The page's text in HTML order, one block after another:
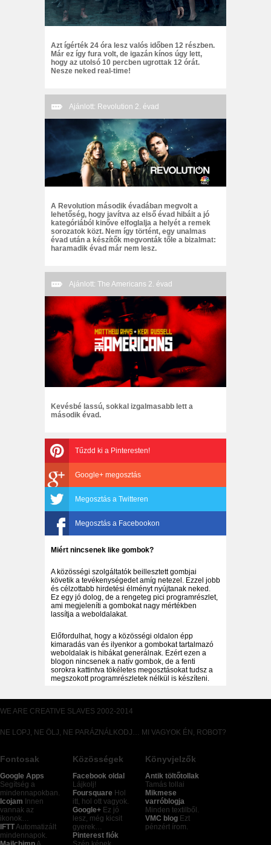
Azt ígérték 24 óra lesz valós időben 12 részben.
Már ez így fura volt, de igazán kínos úgy lett,
hogy az utolsó 10 percben ugrottak 12 órát.
Nesze neked real-time!
Ajánlott: Revolution 2. évad
A Revolution második évadában megvolt a
lehetőség, hogy javítva az első évad hibáit a jó
kategóriából kinőve elfoglalja a helyét a remek
sorozatok közt. Nem így történt, egy unalmas
évad után a készítők megvonták tőle a bizalmat:
haramadik évad már nem lesz.
Ajánlott: The Americans 2. évad
Kevésbé lassú, sokkal izgalmasabb lett a
második évad.
Tűzdd ki a Pinteresten!
Google+ megosztás
Megosztás a Twitteren
Megosztás a Facebookon
Miért nincsenek like gombok?
A közösségi szolgáltatók beillesztett gombjai
követik a tevékenységedet amíg netezel. Ezzel jobb
és célzottabb hirdetési élményt nyújtanak neked.
Ez egy jó dolog, de a rengeteg pici programrészlet,
ami megjeleníti a gombokat nagy mértékben
lassítja a weboldalakat.
Előfordulhat, hogy a közösségi oldalon épp
kimaradás van és ilyenkor a gombokat tartalmazó
weboldalak is hibákat generálnak. Ezért ezen a
blogon nincsenek a natív gombok, de a fenti
sorokra kattintva tökéletes megosztásokat tudsz a
megszokott programrészletek nélkül is készíteni.
WE ARE CREATIVE SLAVES 2002-2014
NE LOPJ, NE ÖLJ, NE PARÁZNÁLKODJ… MI VAGYOK ÉN, ROBOT?
Fontosak
Google Apps
Segítség a
mindennapokban.
Icojam Innen
vannak az
ikonok…
IFTTAutomatizált
mindennapok.
Közösségek
Facebook oldal
Lájkolj!
Foursquare Hol
itt, hol ott vagyok.
Google+ Ez jó
lesz, még kicsit
gyerek…
Pinterest fiók
Könyvjelzők
Antik töltőtollak
Tamás tollai
Mikmese
varróblogja
Minden textilből.
VMC blog Ezt
pénzért írom.